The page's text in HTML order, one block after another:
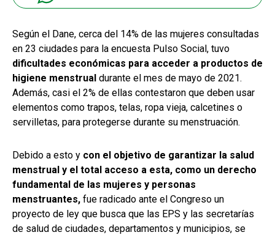
Según el Dane, cerca del 14% de las mujeres consultadas
en 23 ciudades para la encuesta Pulso Social, tuvo
dificultades económicas para acceder a productos de
higiene menstrual durante el mes de mayo de 2021.
Además, casi el 2% de ellas contestaron que deben usar
elementos como trapos, telas, ropa vieja, calcetines o
servilletas, para protegerse durante su menstruación.
Debido a esto y con el objetivo de garantizar la salud
menstrual y el total acceso a esta, como un derecho
fundamental de las mujeres y personas
menstruantes, fue radicado ante el Congreso un
proyecto de ley que busca que las EPS y las secretarías
de salud de ciudades, departamentos y municipios, se